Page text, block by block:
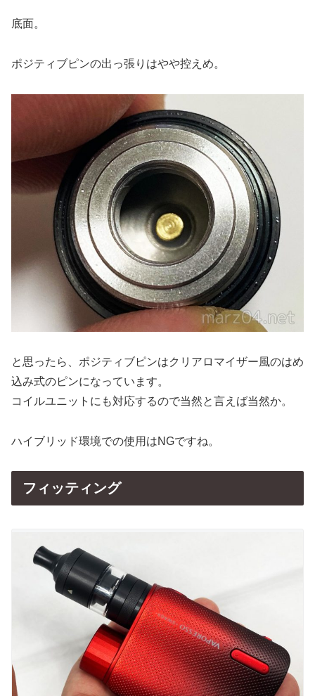
底面。
ポジティブピンの出っ張りはやや控えめ。
と思ったら、ポジティブピンはクリアロマイザー風のはめ
込み式のピンになっています。
コイルユニットにも対応するので当然と言えば当然か。
ハイブリッド環境での使用はNGですね。
フィッティング